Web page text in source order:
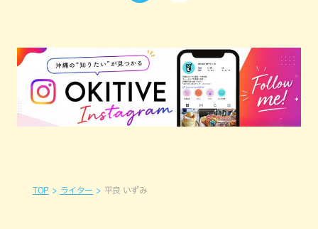
TOP ライター 平良 いずみ